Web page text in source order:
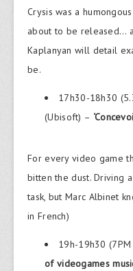
Crysis was a
about to be released…
Kaplanyan will detail
be.
17h30-18h30
(Ubisoft) –
For every video game
bitten the dust. Driving
task, but Marc Albinet
in French)
19h-19h30
of videogames